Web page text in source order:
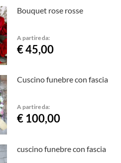
Bouquet rose rosse
A partire da:
€ 45,00
Cuscino funebre con fascia
A partire da:
€ 100,00
cuscino funebre con fascia